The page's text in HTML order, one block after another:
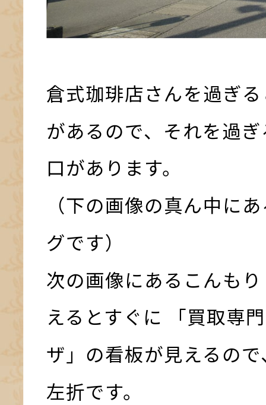
倉式珈琲店さんを過ぎ
があるので、それを過
口があります。
（下の画像の真ん中に
グです）
次の画像にあるこんも
えるとすぐに 「買取専
ザ」の看板が見えるの
左折です。